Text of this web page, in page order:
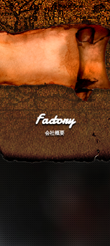
Factory
会社概要